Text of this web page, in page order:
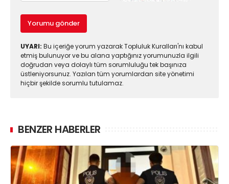
Yorumu gönder
UYARI: Bu içeriğe yorum yazarak Topluluk Kuralları'nı kabul
etmiş bulunuyor ve bu alana yaptığınız yorumunuzla ilgili
doğrudan veya dolaylı tüm sorumluluğu tek başınıza
üstleniyorsunuz. Yazılan tüm yorumlardan site yönetimi
hiçbir şekilde sorumlu tutulamaz.
BENZER HABERLER